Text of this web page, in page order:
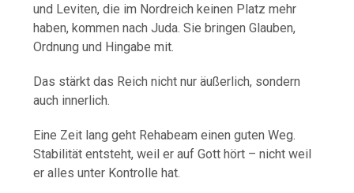
und Leviten, die im Nordreich keinen Platz mehr
haben, kommen nach Juda. Sie bringen Glauben,
Ordnung und Hingabe mit.
Das stärkt das Reich nicht nur äußerlich, sondern
auch innerlich.
Eine Zeit lang geht Rehabeam einen guten Weg.
Stabilität entsteht, weil er auf Gott hört – nicht weil
er alles unter Kontrolle hat.